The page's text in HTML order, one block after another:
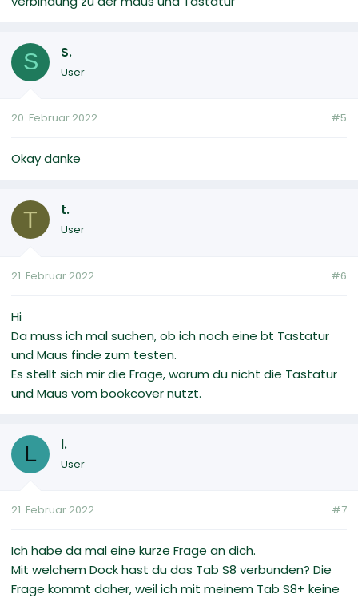
S S.
User
20. Februar 2022 #5
Okay danke
T t.
User
21. Februar 2022 #6
Hi
Da muss ich mal suchen, ob ich noch eine bt Tastatur
und Maus finde zum testen.
Es stellt sich mir die Frage, warum du nicht die Tastatur
und Maus vom bookcover nutzt.
L l.
User
21. Februar 2022 #7
Ich habe da mal eine kurze Frage an dich.
Mit welchem Dock hast du das Tab S8 verbunden? Die
Frage kommt daher, weil ich mit meinem Tab S8+ keine